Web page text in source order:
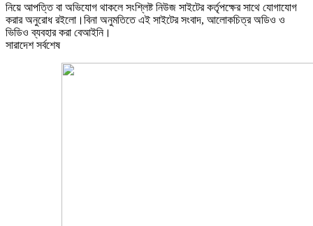
নিয়ে আপত্তি বা অভিযোগ থাকলে সংশ্লিষ্ট নিউজ সাইটের কর্তৃপক্ষের সাথে যোগাযোগ
করার অনুরোধ রইলো।বিনা অনুমতিতে এই সাইটের সংবাদ, আলোকচিত্র অডিও ও
ভিডিও ব্যবহার করা বেআইনি।
সারাদেশ সর্বশেষ